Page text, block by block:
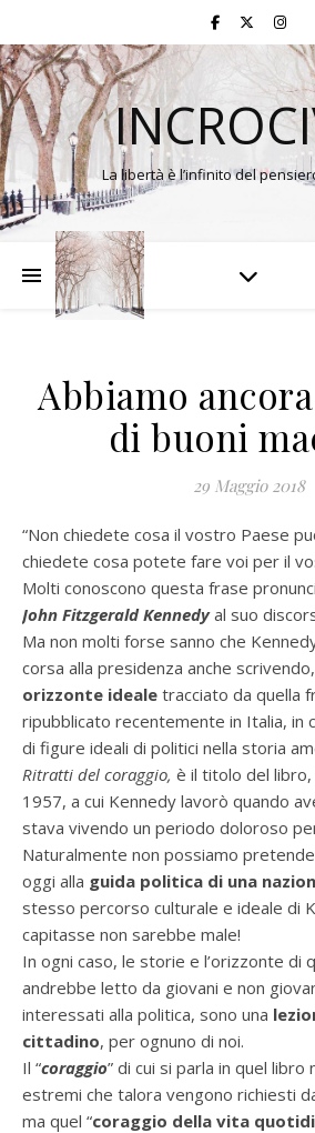
La libertà è l’infinito del
Abbiamo
di buoni
29 Maggio 2018
“Non chiedete cosa il vostro Paese
chiedete cosa potete fare voi per il
Molti conoscono questa frase
John Fitzgerald Kennedyal suo
Ma non molti forse sanno che
corsa alla presidenza anche
orizzonte ideale tracciato da quella
ripubblicato recentemente in Italia, in
di figure ideali di politici nella storia
Ritratti del coraggio, è il titolo del
1957, a cui Kennedy lavorò quando
stava vivendo un periodo doloroso
Naturalmente non possiamo
oggi alla guida politica di una
stesso percorso culturale e ideale di
capitasse non sarebbe male!
In ogni caso, le storie e l’orizzonte di
andrebbe letto da giovani e non
interessati alla politica, sono una
cittadino, per ognuno di noi.
Il “coraggio” di cui si parla in quel
estremi che talora vengono richiesti
ma quel “coraggio della vita